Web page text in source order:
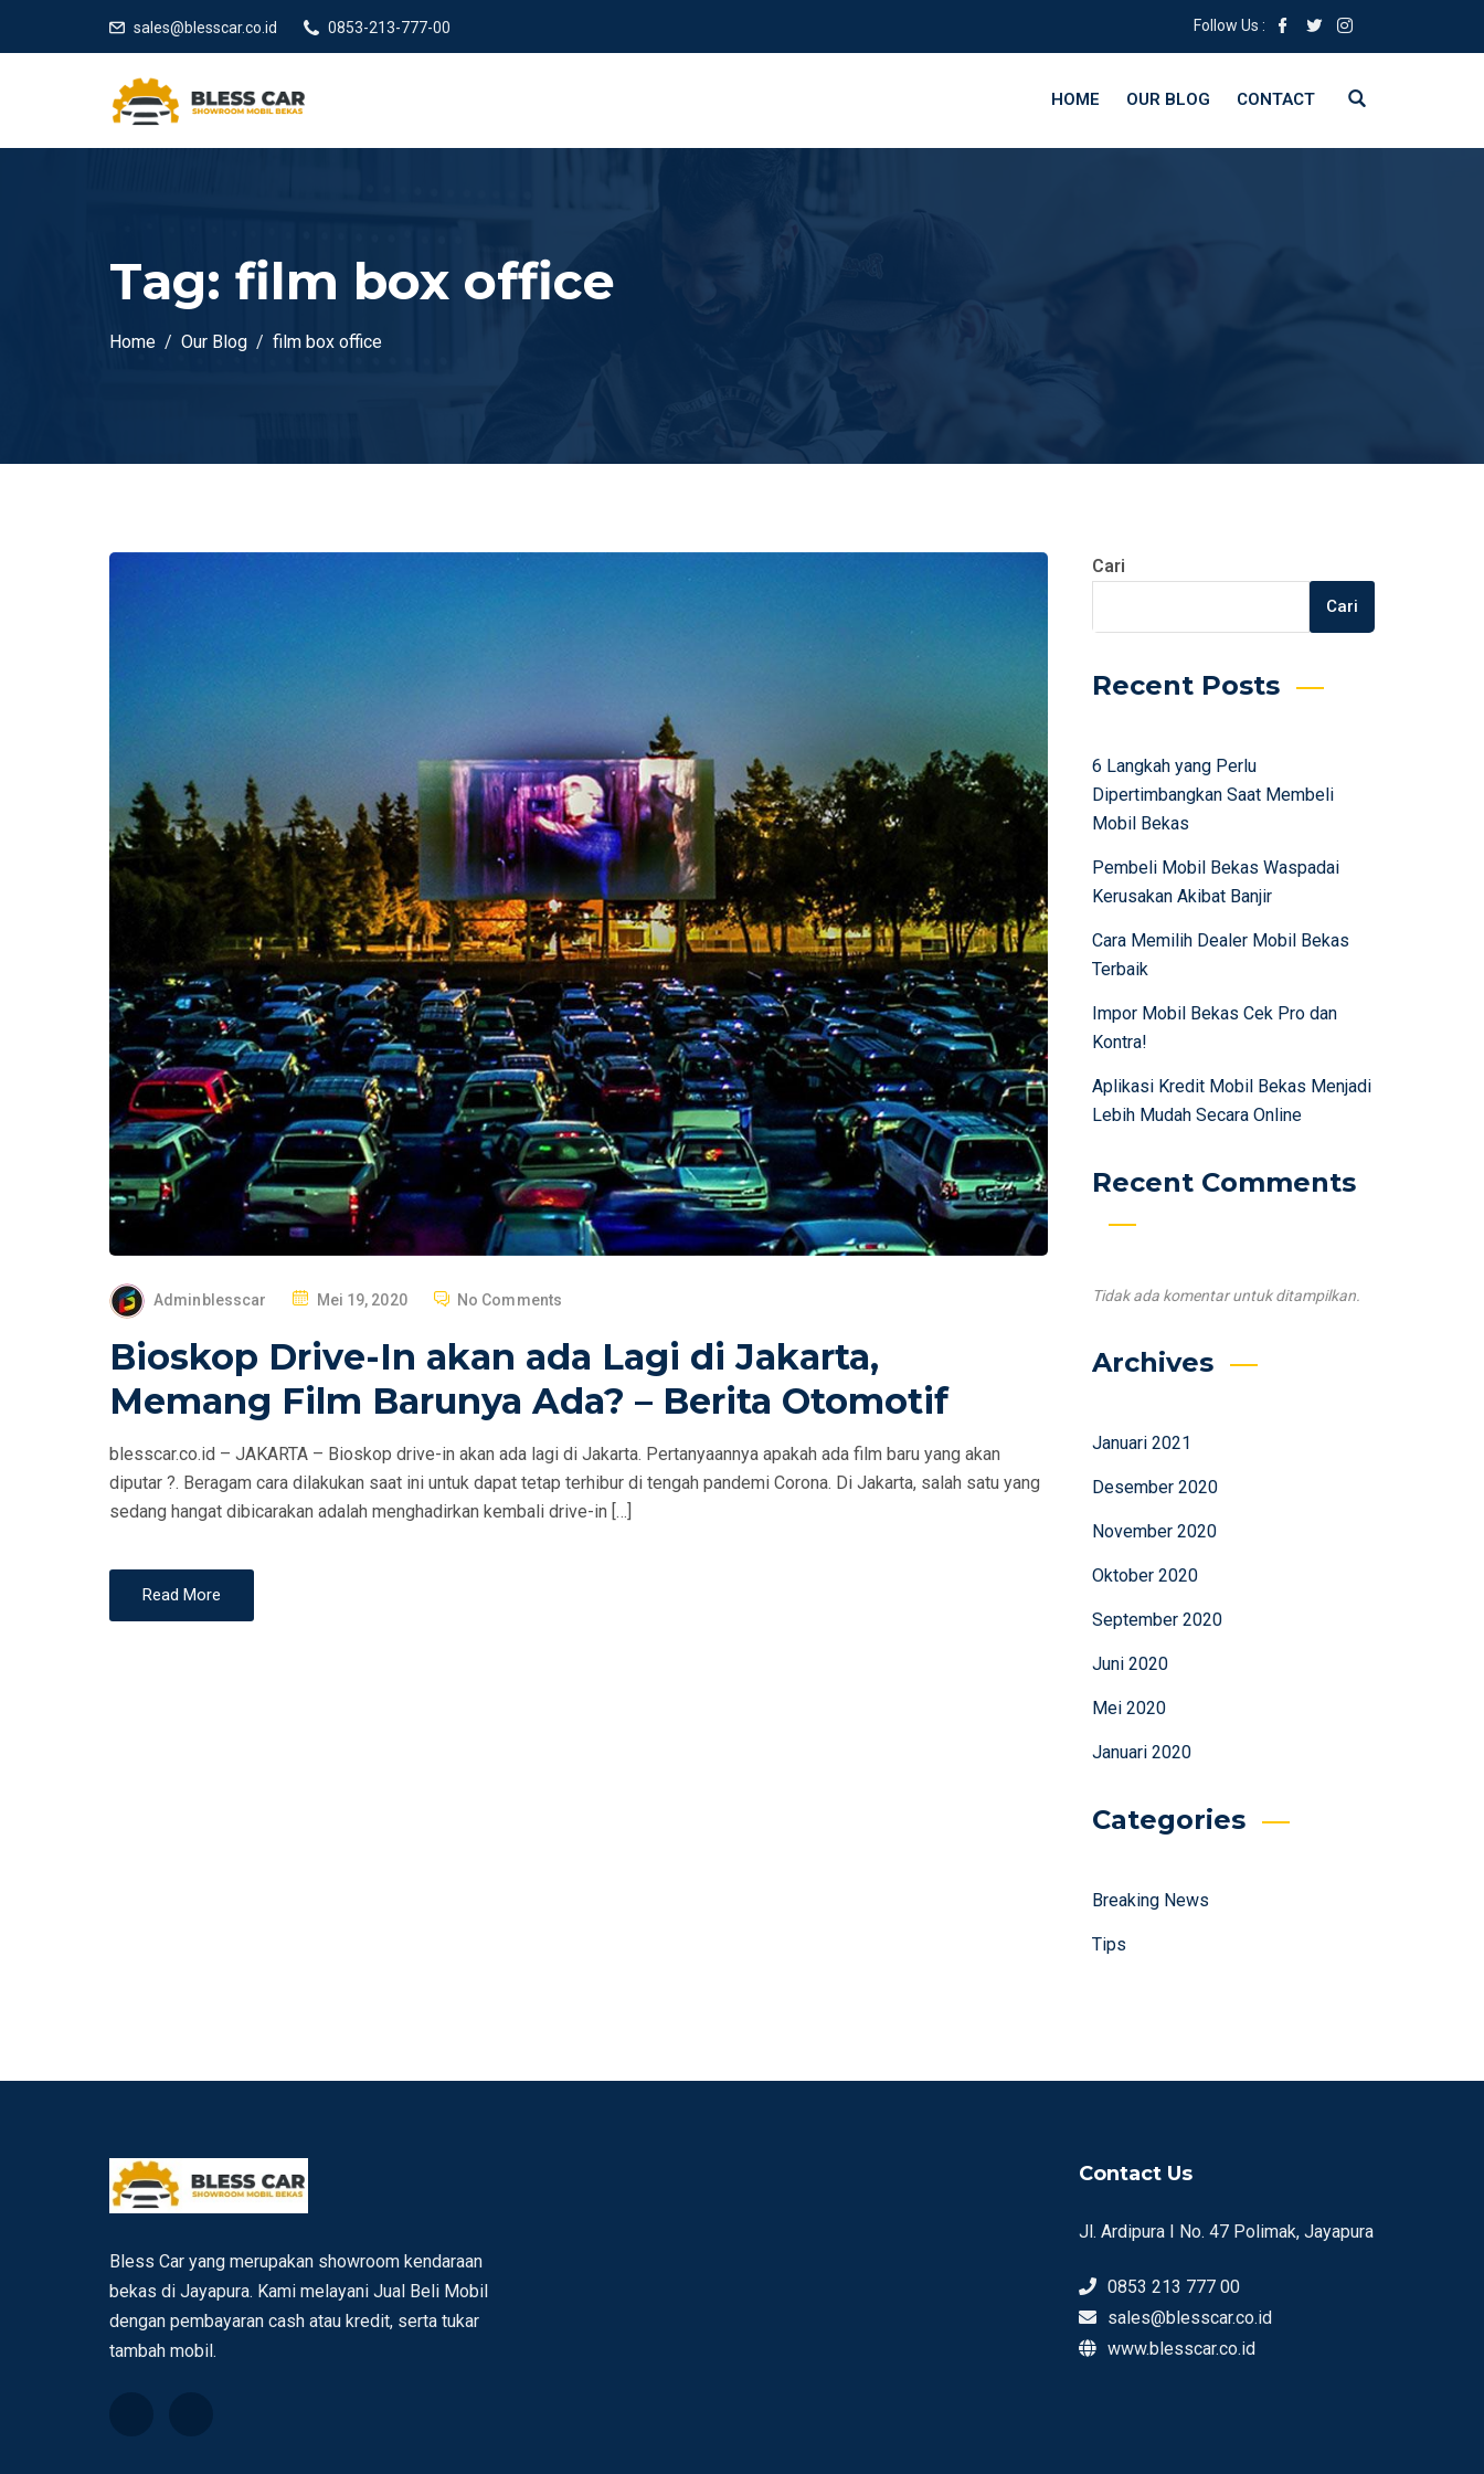
sales@blesscar.co.id 0853-213-777-00 Follow Us :
HOME OUR BLOG CONTACT
Tag: film box office
Home Our Blog film box office
Adminblesscar
P
S
T
E
Mei 19, 2020 No Comments
Bioskop Drive-In akan ada Lagi di Jakarta,
Memang Film Barunya Ada? – Berita Otomotif
blesscar.co.id – JAKARTA – Bioskop drive-in akan ada lagi di Jakarta. Pertanyaannya apakah ada film baru yang akan
diputar ?. Beragam cara dilakukan saat ini untuk dapat tetap terhibur di tengah pandemi Corona. Di Jakarta, salah satu yang
sedang hangat dibicarakan adalah menghadirkan kembali drive-in […]
Read More
Cari
Cari
Recent Posts
6 Langkah yang Perlu
Dipertimbangkan Saat Membeli
Mobil Bekas
Pembeli Mobil Bekas Waspadai
Kerusakan Akibat Banjir
Cara Memilih Dealer Mobil Bekas
Terbaik
Impor Mobil Bekas Cek Pro dan
Kontra!
Aplikasi Kredit Mobil Bekas Menjadi
Lebih Mudah Secara Online
Recent Comments
Tidak ada komentar untuk ditampilkan.
Archives
Januari 2021
Desember 2020
November 2020
Oktober 2020
September 2020
Juni 2020
Mei 2020
Januari 2020
Categories
Breaking News
Tips
Bless Car yang merupakan showroom kendaraan
bekas di Jayapura. Kami melayani Jual Beli Mobil
dengan pembayaran cash atau kredit, serta tukar
tambah mobil.
Contact Us
Jl. Ardipura I No. 47 Polimak, Jayapura
0853 213 777 00
sales@blesscar.co.id
www.blesscar.co.id